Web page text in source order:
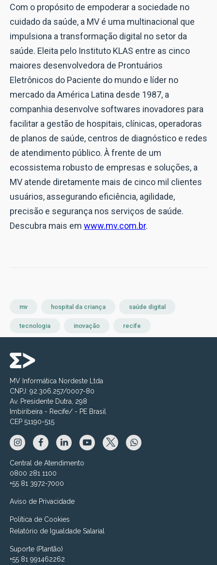
Com o propósito de empoderar a sociedade no
cuidado da saúde, a MV é uma multinacional que
impulsiona a transformação digital no setor da
saúde. Eleita pelo Instituto KLAS entre as cinco
maiores desenvolvedora de Prontuários
Eletrônicos do Paciente do mundo e líder no
mercado da América Latina desde 1987, a
companhia desenvolve softwares inovadores para
facilitar a gestão de hospitais, clínicas, operadoras
de planos de saúde, centros de diagnóstico e redes
de atendimento público. À frente de um
ecossistema robusto de empresas e soluções, a
MV atende diretamente mais de cinco mil clientes
usuários, assegurando eficiência, agilidade,
precisão e segurança nos serviços de saúde.
Descubra mais em www.mv.com.br.
mv hospital da criança saúde digital
tecnologia inovação recife
MV Informática Nordeste Ltda
CNPJ: 92.306.257/0007-80
Av. Presidente Dutra, 298
Imbiribeira - Recife/ - PE Brasil
CEP 51190-515
Central de Atendimento
0800 281 1100
+55 81 3972-7000
Aviso de Privacidade
Política de Cookies
Relatório de Igualdade Salarial
Suporte (Plantão)
+55 81 991462262